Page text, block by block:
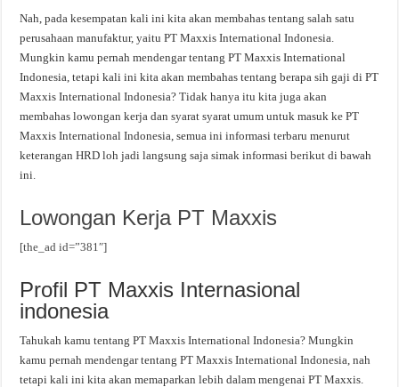
Nah, pada kesempatan kali ini kita akan membahas tentang salah satu
perusahaan manufaktur, yaitu PT Maxxis International Indonesia.
Mungkin kamu pernah mendengar tentang PT Maxxis International
Indonesia, tetapi kali ini kita akan membahas tentang berapa sih gaji di PT
Maxxis International Indonesia? Tidak hanya itu kita juga akan
membahas lowongan kerja dan syarat syarat umum untuk masuk ke PT
Maxxis International Indonesia, semua ini informasi terbaru menurut
keterangan HRD loh jadi langsung saja simak informasi berikut di bawah
ini.
Lowongan Kerja PT Maxxis
[the_ad id=”381″]
Profil PT Maxxis Internasional
indonesia
Tahukah kamu tentang PT Maxxis International Indonesia? Mungkin
kamu pernah mendengar tentang PT Maxxis International Indonesia, nah
tetapi kali ini kita akan memaparkan lebih dalam mengenai PT Maxxis.